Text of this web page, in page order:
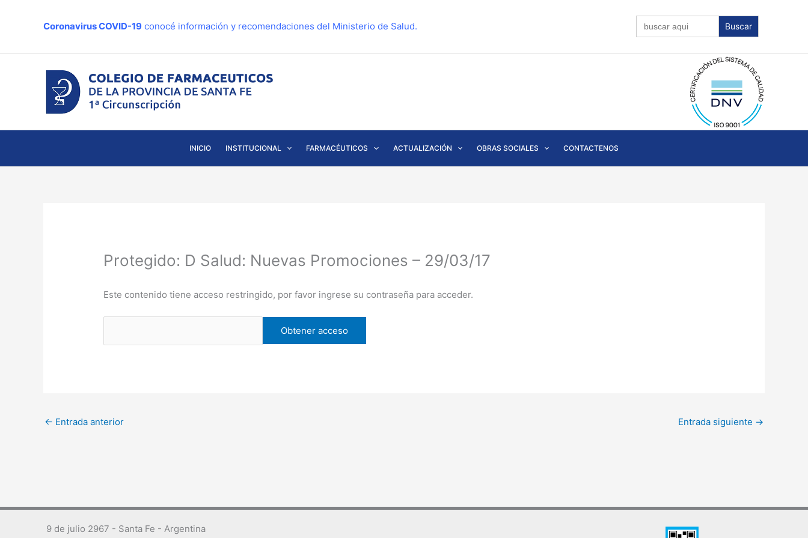
Coronavirus COVID-19 conocé información y recomendaciones del Ministerio de Salud.
Buscar:
INICIO INSTITUCIONAL FARMACÉUTICOS ACTUALIZACIÓN OBRAS SOCIALES CONTACTENOS
Protegido: D Salud: Nuevas Promociones – 29/03/17
Este contenido tiene acceso restringido, por favor ingrese su contraseña para acceder.
← Entrada anterior Entrada siguiente →
9 de julio 2967 - Santa Fe - Argentina